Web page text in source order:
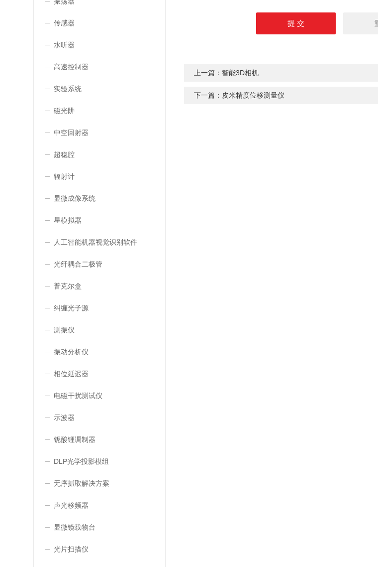
传感器
水听器
高速控制器
实验系统
磁光阱
中空回射器
超稳腔
辐射计
显微成像系统
星模拟器
人工智能机器视觉识别软件
光纤耦合二极管
普克尔盒
纠缠光子源
测振仪
振动分析仪
相位延迟器
电磁干扰测试仪
示波器
铌酸锂调制器
DLP光学投影模组
无序抓取解决方案
声光移频器
显微镜载物台
光片扫描仪
上一篇： 智能3D相机
下一篇： 皮米精度位移测量仪